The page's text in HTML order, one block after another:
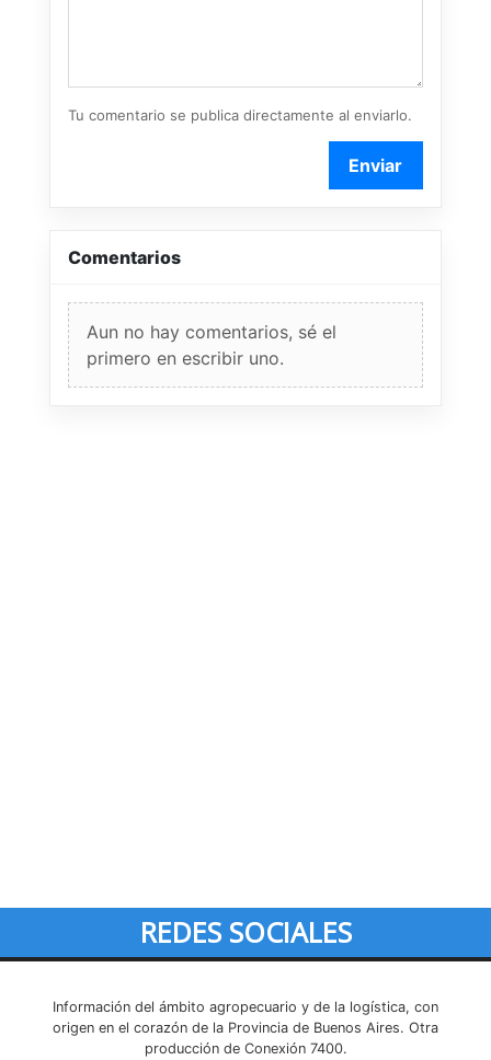
Tu comentario se publica directamente al enviarlo.
Enviar
Comentarios
Aun no hay comentarios, sé el
primero en escribir uno.
REDES SOCIALES
Información del ámbito agropecuario y de la logística, con
origen en el corazón de la Provincia de Buenos Aires. Otra
producción de Conexión 7400.